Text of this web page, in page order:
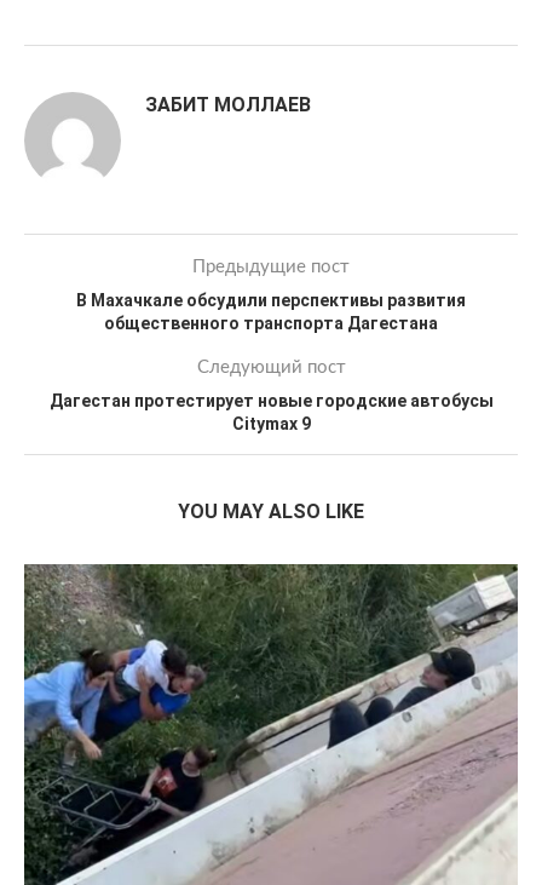
ЗАБИТ МОЛЛАЕВ
Предыдущие пост
В Махачкале обсудили перспективы развития
общественного транспорта Дагестана
Следующий пост
Дагестан протестирует новые городские автобусы
Citymax 9
YOU MAY ALSO LIKE